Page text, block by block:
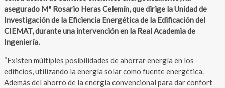
asegurado Mª Rosario Heras Celemín, que dirige la Unidad de
Investigación de la Eficiencia Energética de la Edificación del
CIEMAT, durante una intervención en la Real Academia de
Ingeniería.
“Existen múltiples posibilidades de ahorrar energía en los
edificios, utilizando la energía solar como fuente energética.
Además del ahorro de la energía convencional para dar confort